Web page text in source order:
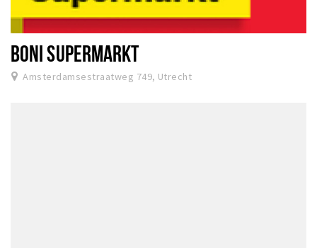
BONI SUPERMARKT
Amsterdamsestraatweg 749, Utrecht